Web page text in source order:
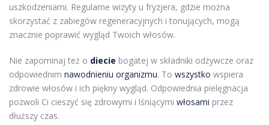
uszkodzeniami. Regularne wizyty u fryzjera, gdzie można
skorzystać z zabiegów regeneracyjnych i tonujących, mogą
znacznie poprawić wygląd Twoich włosów.
Nie zapominaj też o diecie bogatej w składniki odżywcze oraz
odpowiednim nawodnieniu organizmu. To wszystko wspiera
zdrowie włosów i ich piękny wygląd. Odpowiednia pielęgnacja
pozwoli Ci cieszyć się zdrowymi i lśniącymi włosami przez
dłuższy czas.